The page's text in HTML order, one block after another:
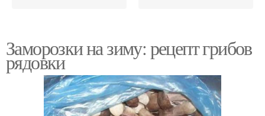
Заморозки на зиму: рецепт грибов
рядовки